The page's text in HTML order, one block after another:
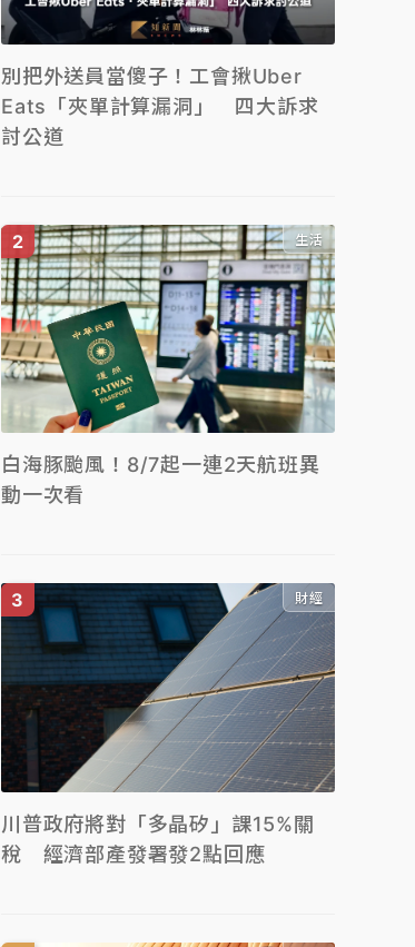
別把外送員當傻子！工會揪Uber
Eats「夾單計算漏洞」 四大訴求
討公道
生活
白海豚颱風！8/7起一連2天航班異
動一次看
財經
川普政府將對「多晶矽」課15%關
稅 經濟部產發署發2點回應